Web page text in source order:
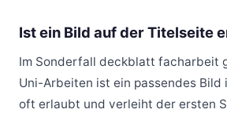
Ist ein Bild auf der Titelseite
Im Sonderfall deckblatt facharbeit
Uni-Arbeiten ist ein passendes Bild
oft erlaubt und verleiht der ersten